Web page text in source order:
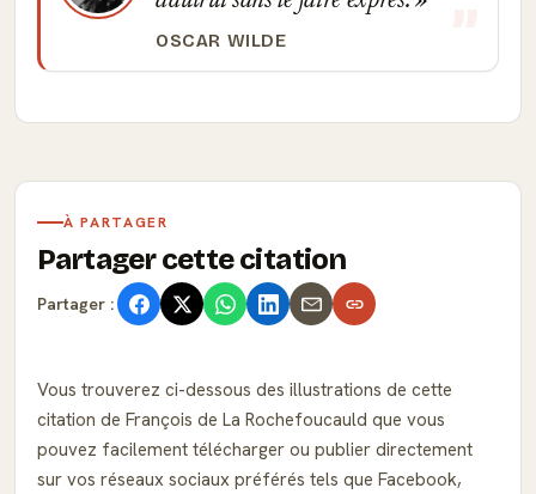
OSCAR WILDE
À PARTAGER
Partager cette citation
Partager :
Vous trouverez ci-dessous des illustrations de cette
citation de François de La Rochefoucauld que vous
pouvez facilement télécharger ou publier directement
sur vos réseaux sociaux préférés tels que Facebook,